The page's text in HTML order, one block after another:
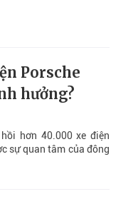
Porsche
hưởng?
hơn 40.000 xe điện
sự quan tâm của đông